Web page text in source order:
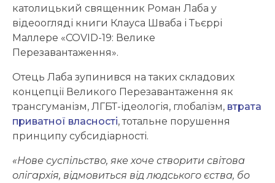
католицький священник Роман Лаба у
відеоогляді книги Клауса Шваба і Тьєррі
Маллере «COVID-19: Велике
Перезавантаження».
Отець Лаба зупинився на таких складових
концепції Великого Перезавантаження як
трансгуманізм, ЛГБТ-ідеологія, глобалізм, втрата
приватної власності, тотальне порушення
принципу субсидіарності.
«Нове суспільство, яке хоче створити світова
олігархія, відмовиться від людського єства, бо